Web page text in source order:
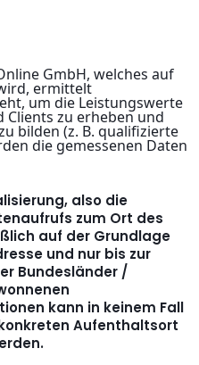
GmbH, welches auf
ermittelt
um die Leistungswerte
Clients zu erheben und
bilden (z. B. qualifizierte
die gemessenen Daten
also die
zum Ort des
auf der Grundlage
und nur bis zur
Bundesländer /
kann in keinem Fall
Aufenthaltsort